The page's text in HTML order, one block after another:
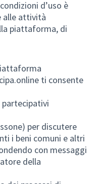
d’uso è
alle attività
piattaforma, di
ti consente
per discutere
i beni comuni e altri
con messaggi
della